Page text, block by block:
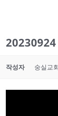
20230924
작성자 숭실교회